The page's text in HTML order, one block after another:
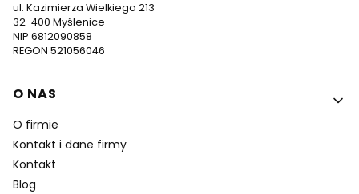
ul. Kazimierza Wielkiego 213
32-400 Myślenice
NIP 6812090858
REGON 521056046
Linki w stopce
O NAS
O firmie
Kontakt i dane firmy
Kontakt
Blog